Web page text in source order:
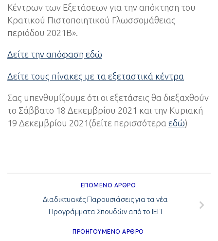
Κέντρων των Εξετάσεων για την απόκτηση του
Κρατικού Πιστοποιητικού Γλωσσομάθειας
περιόδου 2021Β».
Δείτε την απόφαση εδώ
Δείτε τους πίνακες με τα εξεταστικά κέντρα
Σας υπενθυμίζουμε ότι οι εξετάσεις θα διεξαχθούν
το Σάββατο 18 Δεκεμβρίου 2021 και την Κυριακή
19 Δεκεμβρίου 2021(δείτε περισσότερα εδώ)
ΕΠΌΜΕΝΟ ΆΡΘΡΟ
Διαδικτυακές Παρουσιάσεις για τα νέα
Προγράμματα Σπουδών από το ΙΕΠ
ΠΡΟΗΓΟΎΜΕΝΟ ΆΡΘΡΟ